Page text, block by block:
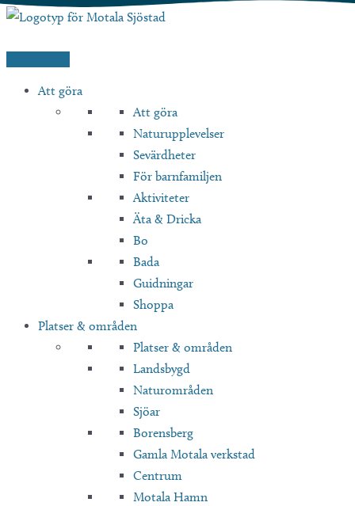
Hoppa
Att göra
Att göra
Naturupplevelser
Sevärdheter
För barnfamiljen
Aktiviteter
Äta & Dricka
Bo
Bada
Guidningar
Shoppa
Platser & områden
Platser & områden
Landsbygd
Naturområden
Sjöar
Borensberg
Gamla Motala verkstad
Centrum
Motala Hamn